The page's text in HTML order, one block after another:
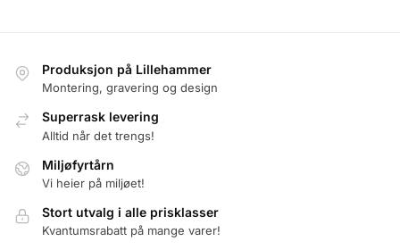
Produksjon på Lillehammer
Montering, gravering og design
Superrask levering
Alltid når det trengs!
Miljøfyrtårn
Vi heier på miljøet!
Stort utvalg i alle prisklasser
Kvantumsrabatt på mange varer!